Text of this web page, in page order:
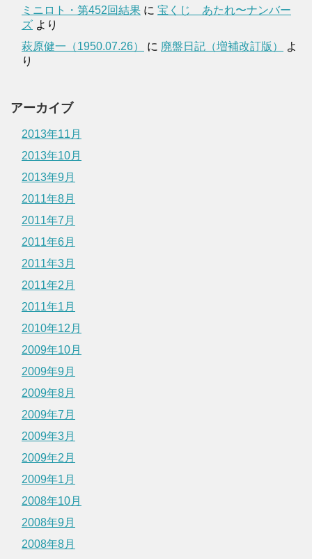
ミニロト・第452回結果 に 宝くじ あたれ〜ナンバー
ズ より
萩原健一（1950.07.26）
に 廃盤日記（増補改訂版）
よ
り
アーカイブ
2013年11月
2013年10月
2013年9月
2011年8月
2011年7月
2011年6月
2011年3月
2011年2月
2011年1月
2010年12月
2009年10月
2009年9月
2009年8月
2009年7月
2009年3月
2009年2月
2009年1月
2008年10月
2008年9月
2008年8月